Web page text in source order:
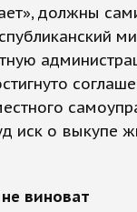
должны
иск о выкупе
виноват